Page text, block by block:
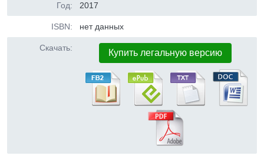
Год: 2017
ISBN: нет данных
Скачать: Купить легальную версию